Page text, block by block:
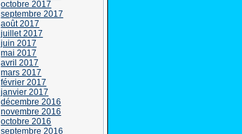
octobre 2017
septembre 2017
août 2017
juillet 2017
juin 2017
mai 2017
avril 2017
mars 2017
février 2017
janvier 2017
décembre 2016
novembre 2016
octobre 2016
septembre 2016